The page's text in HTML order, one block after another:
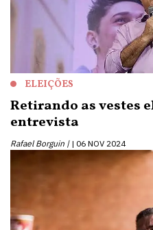
ELEIÇÕES
Retirando as vestes
entrevista
Rafael Borguin | 06 NOV 2024